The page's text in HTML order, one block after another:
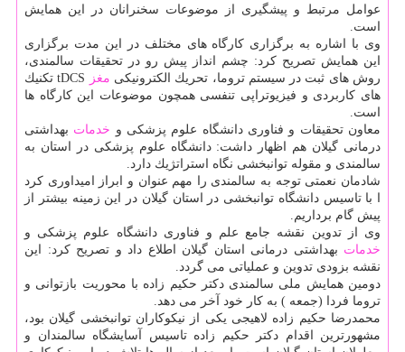
عوامل مرتبط و پیشگیری از موضوعات سخنرانان در این همایش
است.
وی با اشاره به برگزاری كارگاه های مختلف در این مدت برگزاری
این همایش تصریح كرد: چشم انداز پیش رو در تحقیقات سالمندی،
روش های ثبت در سیستم تروما، تحریك الكترونیكی مغز
tDCS تكنیك
های كاربردی و فیزیوتراپی تنفسی همچون موضوعات این كارگاه ها
است.
معاون تحقیقات و فناوری دانشگاه علوم پزشكی و خدمات بهداشتی
درمانی گیلان هم اظهار داشت: دانشگاه علوم پزشكی در استان به
سالمندی و مقوله توانبخشی نگاه استراتژیك دارد.
شادمان نعمتی توجه به سالمندی را مهم عنوان و ابراز امیداوری كرد
ا با تاسیس دانشگاه توانبخشی در استان گیلان در این زمینه بیشتر از
پیش گام برداریم.
وی از تدوین نقشه جامع علم و فناوری دانشگاه علوم پزشكی و
خدمات بهداشتی درمانی استان گیلان اطلاع داد و تصریح كرد: این
نقشه بزودی تدوین و عملیاتی می گردد.
دومین همایش ملی سالمندی دكتر حكیم زاده با محوریت بازتوانی و
تروما فردا (جمعه ) به كار خود آخر می دهد.
محمدرضا حكیم زاده لاهیجی یكی از نیكوكاران توانبخشی گیلان بود،
مشهورترین اقدام دكتر حكیم زاده تاسیس آسایشگاه سالمندان و